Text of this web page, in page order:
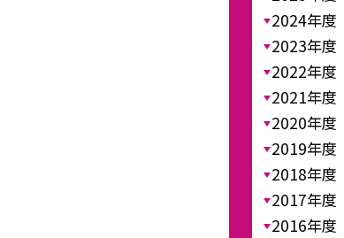
2024年度
2023年度
2022年度
2021年度
2020年度
2019年度
2018年度
2017年度
2016年度